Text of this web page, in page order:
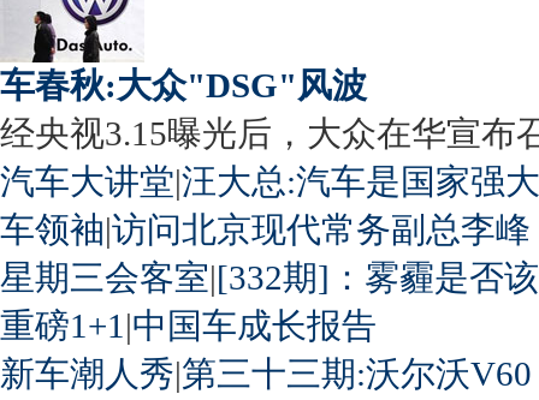
车春秋:大众"DSG"风波
经央视3.15曝光后，大众在华宣布
汽车大讲堂|汪大总:汽车是国家强
车领袖|访问北京现代常务副总李峰
星期三会客室|[332期]：雾霾是否
重磅1+1 |中国车成长报告
新车潮人秀|第三十三期:沃尔沃